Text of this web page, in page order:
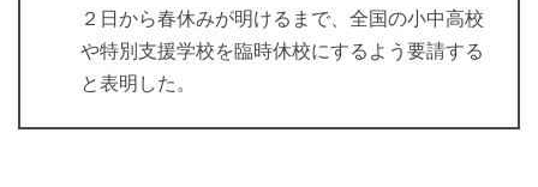
２日から春休みが明けるまで、全国の小中高校
や特別支援学校を臨時休校にするよう要請する
と表明した。